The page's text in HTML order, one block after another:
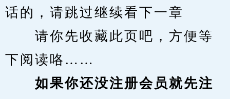
话的，请跳过继续看下一章
请你先收藏此页吧，方便等
下阅读咯……
如果你还没注册会员就先注